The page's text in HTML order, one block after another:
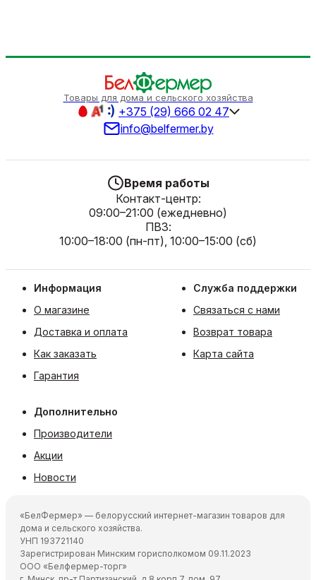
Товары для дома и сельского хозяйства
+375 (29) 666 02 47
info@belfermer.by
Время работы
Контакт-центр:
09:00–21:00 (ежедневно)
ПВЗ:
10:00–18:00 (пн-пт), 10:00–15:00 (сб)
Информация
О магазине
Доставка и оплата
Как заказать
Гарантия
Служба поддержки
Связаться с нами
Возврат товара
Карта сайта
Дополнительно
Производители
Акции
Новости
«БелФермер» — белорусский интернет-магазин товаров для
дома и сельского хозяйства.
УНП 193721140
Зарегистрирован Минским горисполкомом 09.11.2023
ООО «Белфермер-торг»